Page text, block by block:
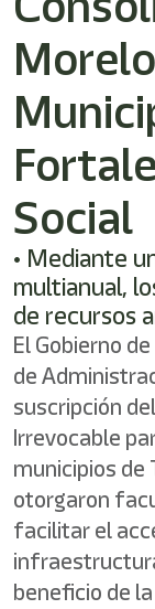
Este
acceso
directo
lector
de
pantalla
para
ayudarle
navegar
interactuar
con
contenido.
Social
• Mediante
multianual,
de recursos
El Gobierno
de
suscripción
Irrevocable
municipios de
otorgaron
facilitar el
beneficio de